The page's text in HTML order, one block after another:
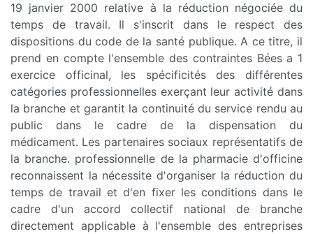
19 janvier 2000 relative à la réduction négociée du
temps de travail. Il s'inscrit dans le respect des
dispositions du code de la santé publique. A ce titre, il
prend en compte l'ensemble des contraintes Bées a 1
exercice officinal, les spécificités des différentes
catégories professionnelles exerçant leur activité dans
la branche et garantit la continuité du service rendu au
public dans le cadre de la dispensation du
médicament. Les partenaires sociaux représentatifs de
la branche. professionnelle de la pharmacie d'officine
reconnaissent la nécessite d'organiser la réduction du
temps de travail et d'en fixer les conditions dans le
cadre d'un accord collectif national de branche
directement applicable à l'ensemble des entreprises